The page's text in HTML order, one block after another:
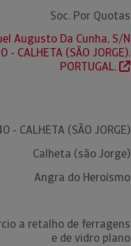
Soc. Por Quotas
Augusto Da Cunha, S/N
- CALHETA (SÃO JORGE).
PORTUGAL.
- CALHETA (SÃO JORGE)
Calheta (são Jorge)
Angra do Heroísmo
a retalho de ferragens
e de vidro plano